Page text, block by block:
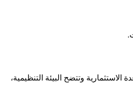
وتتضح البيئة التنظيمية،